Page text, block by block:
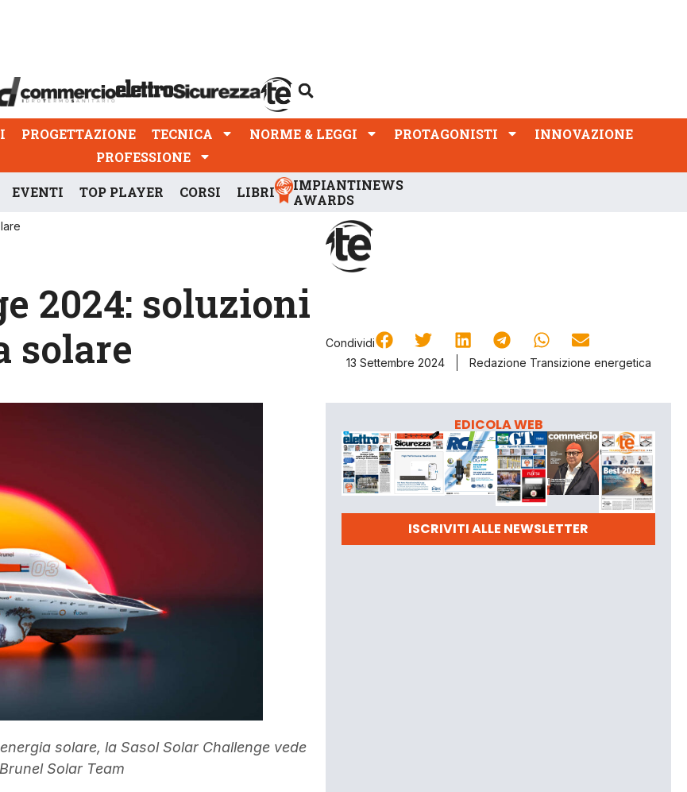
PROGETTAZIONE TECNICA NORME & LEGGI PROTAGONISTI
INNOVAZIONE
PROFESSIONE
EVENTI TOP PLAYER CORSI LIBRI
IMPIANTINEWS
AWARDS
2024: soluzioni
solare
Condividi
13 Settembre 2024
Redazione Transizione energetica
solare, la Sasol Solar Challenge vede
Solar Team
EDICOLA WEB
ISCRIVITI ALLE NEWSLETTER